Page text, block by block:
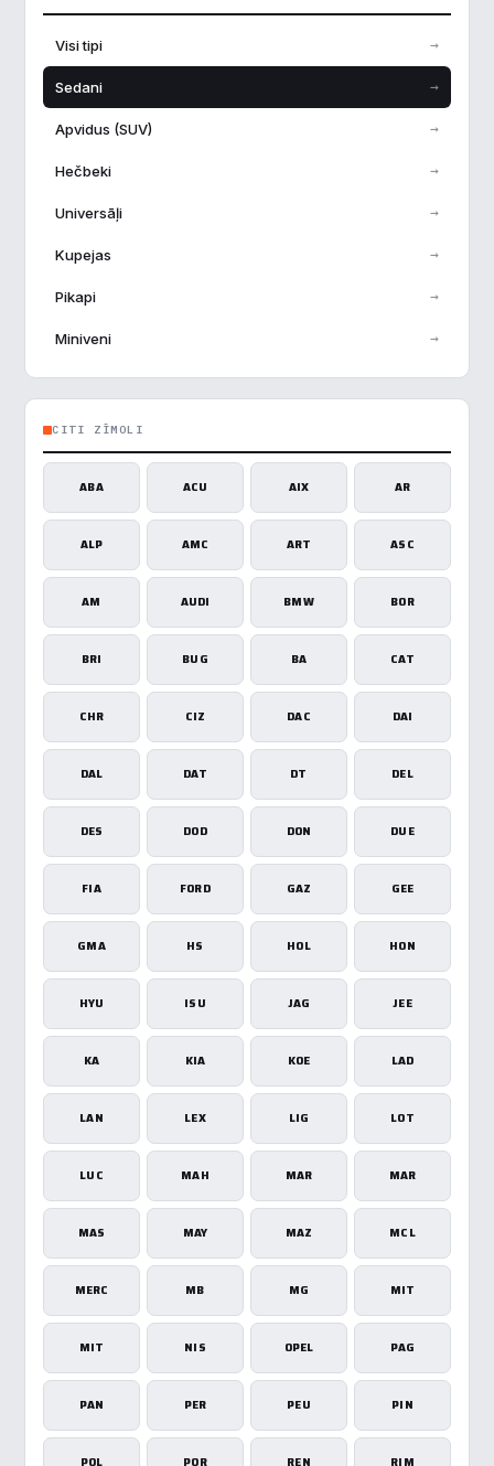
Visi tipi →
Sedani →
Apvidus (SUV) →
Hečbeki →
Universāļi →
Kupejas →
Pikapi →
Miniveni →
CITI ZĪMOLI
ABA ACU AIX AR
ALP AMC ART ASC
AM AUDI BMW BOR
BRI BUG BA CAT
CHR CIZ DAC DAI
DAL DAT DT DEL
DES DOD DON DUE
FIA FORD GAZ GEE
GMA HS HOL HON
HYU ISU JAG JEE
KA KIA KOE LAD
LAN LEX LIG LOT
LUC MAH MAR MAR
MAS MAY MAZ MCL
MERC MB MG MIT
MIT NIS OPEL PAG
PAN PER PEU PIN
POL POR REN RIM